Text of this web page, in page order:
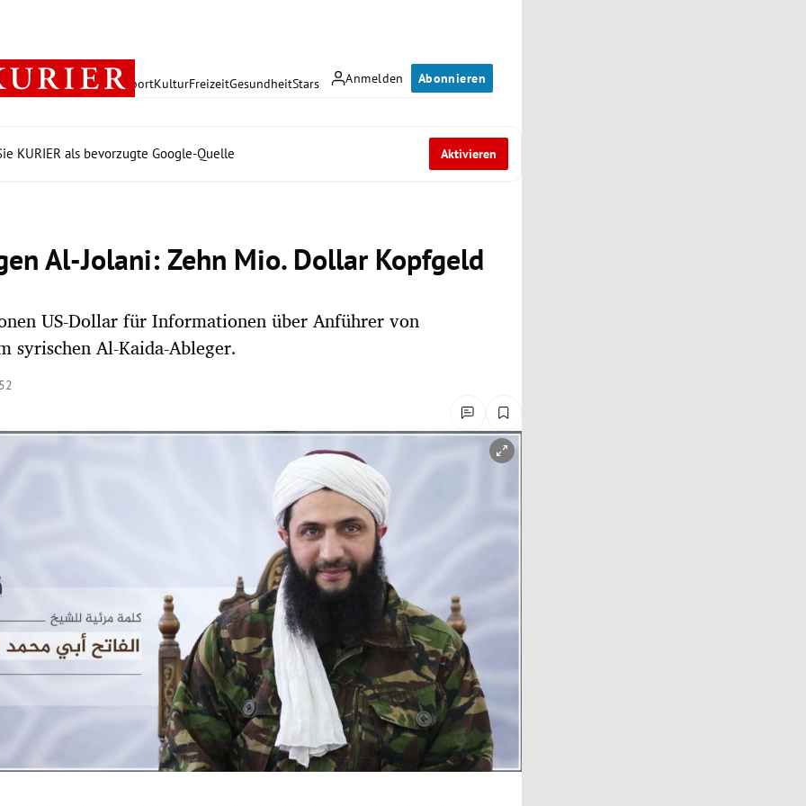
Anmelden Abonnieren
PolitikWirtschaft SportKulturFreizeitGesundheitStars
KURIER als bevorzugte Google-Quelle Aktivieren
Al-Jolani: Zehn Mio. Dollar Kopfgeld
US-Dollar für Informationen über Anführer von
syrischen Al-Kaida-Ableger.
öffnen/schließen